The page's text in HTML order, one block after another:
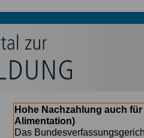
Hohe Nachzahlung auch
Alimentation)
Das